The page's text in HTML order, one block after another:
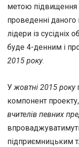
метою підвищення
проведенні
лідери із сусідніх
буде 4-денним і
2015 року.
Ужовтні 2015 року
компонент
вчителів певних
підприємницьким